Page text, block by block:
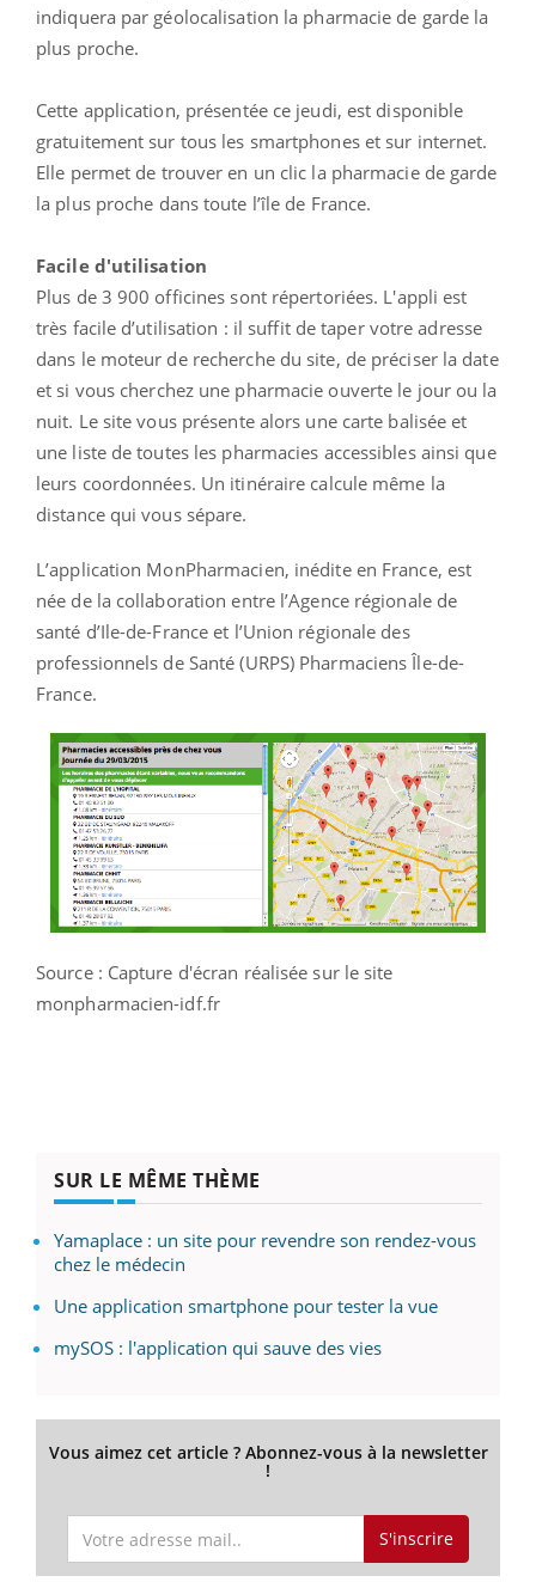
indiquera par géolocalisation la pharmacie de garde la
plus proche.
Cette application, présentée ce jeudi, est disponible
gratuitement sur tous les smartphones et sur internet.
Elle permet de trouver en un clic la pharmacie de garde
la plus proche dans toute l’île de France.
Facile d'utilisation
Plus de 3 900 officines sont répertoriées. L'appli est
très facile d’utilisation : il suffit de taper votre adresse
dans le moteur de recherche du site, de préciser la date
et si vous cherchez une pharmacie ouverte le jour ou la
nuit. Le site vous présente alors une carte balisée et
une liste de toutes les pharmacies accessibles ainsi que
leurs coordonnées. Un itinéraire calcule même la
distance qui vous sépare.
L’application MonPharmacien, inédite en France, est
née de la collaboration entre l’Agence régionale de
santé d’Ile-de-France et l’Union régionale des
professionnels de Santé (URPS) Pharmaciens Île-de-
France.
Source : Capture d'écran réalisée sur le site
monpharmacien-idf.fr
SUR LE MÊME THÈME
Yamaplace : un site pour revendre son rendez-vous
chez le médecin
Une application smartphone pour tester la vue
mySOS : l'application qui sauve des vies
Vous aimez cet article ? Abonnez-vous à la newsletter
!
S'inscrire